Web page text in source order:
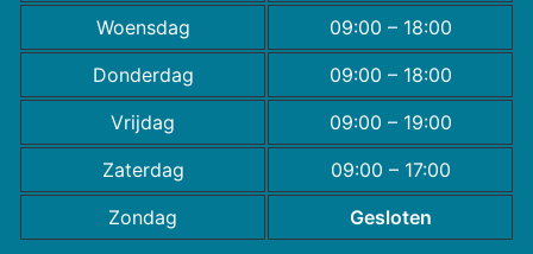
Woensdag
09:00 – 18:00
Donderdag
09:00 – 18:00
Vrijdag
09:00 – 19:00
Zaterdag
09:00 – 17:00
Zondag
Gesloten